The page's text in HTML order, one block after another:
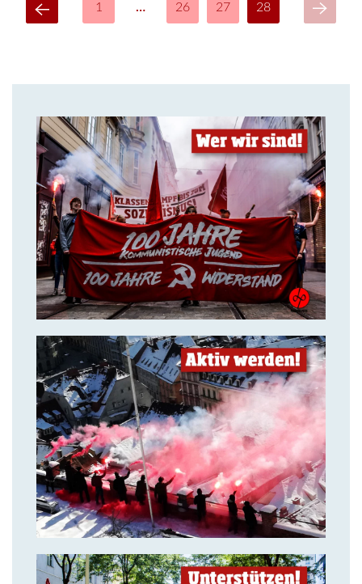
1 … 26 27 28
14. Juli 2018
Über uns
14. Juli 2018
Aktiv werden & gemeinsam
kämpfen!